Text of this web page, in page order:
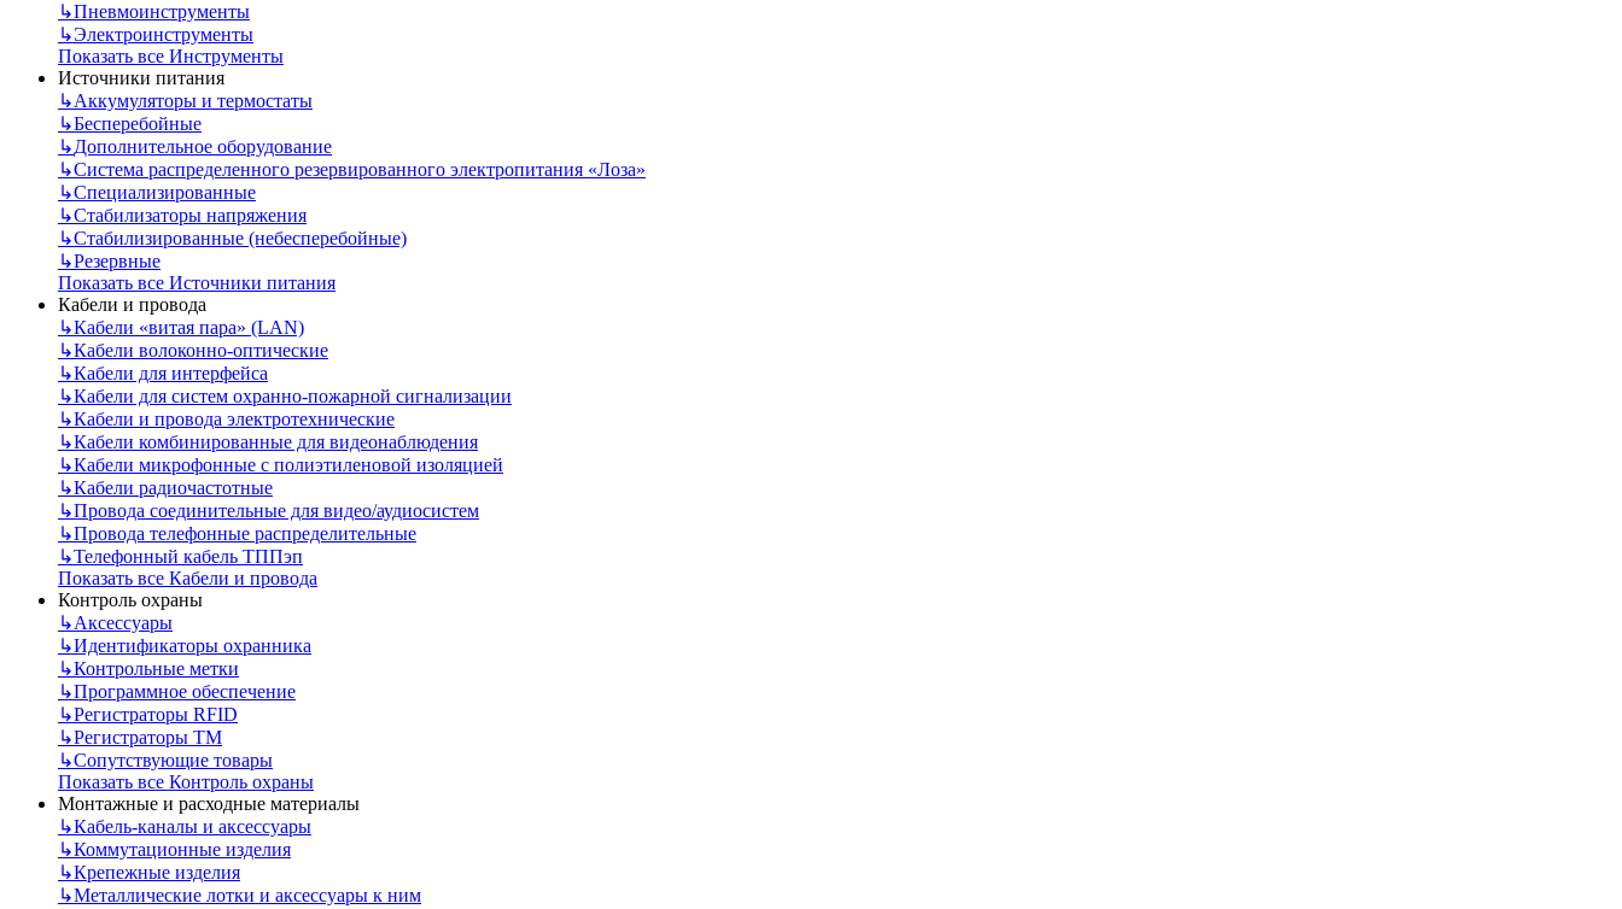
↳Пневмоинструменты
↳Электроинструменты
Показать все Инструменты
Источники питания
↳Аккумуляторы и термостаты
↳Бесперебойные
↳Дополнительное оборудование
↳Система распределенного резервированного электропитания «Лоза»
↳Специализированные
↳Стабилизаторы напряжения
↳Стабилизированные (небесперебойные)
↳Резервные
Показать все Источники питания
Кабели и провода
↳Кабели «витая пара» (LAN)
↳Кабели волоконно-оптические
↳Кабели для интерфейса
↳Кабели для систем охранно-пожарной сигнализации
↳Кабели и провода электротехнические
↳Кабели комбинированные для видеонаблюдения
↳Кабели микрофонные с полиэтиленовой изоляцией
↳Кабели радиочастотные
↳Провода соединительные для видео/аудиосистем
↳Провода телефонные распределительные
↳Телефонный кабель ТППэп
Показать все Кабели и провода
Контроль охраны
↳Аксессуары
↳Идентификаторы охранника
↳Контрольные метки
↳Программное обеспечение
↳Регистраторы RFID
↳Регистраторы ТМ
↳Сопутствующие товары
Показать все Контроль охраны
Монтажные и расходные материалы
↳Кабель-каналы и аксессуары
↳Коммутационные изделия
↳Крепежные изделия
↳Металлические лотки и аксессуары к ним